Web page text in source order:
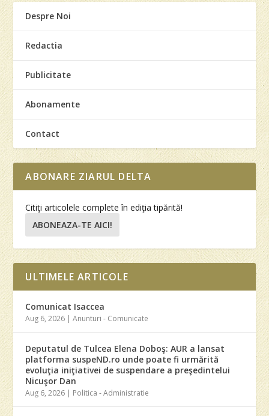
Despre Noi
Redactia
Publicitate
Abonamente
Contact
ABONARE ZIARUL DELTA
Citiţi articolele complete în ediţia tipărită!
ABONEAZA-TE AICI!
ULTIMELE ARTICOLE
Comunicat Isaccea
Aug 6, 2026 |Anunturi - Comunicate
Deputatul de Tulcea Elena Doboş: AUR a lansat
platforma suspeND.ro unde poate fi urmărită
evoluţia iniţiativei de suspendare a preşedintelui
Nicuşor Dan
Aug 6, 2026 Politica - Administratie